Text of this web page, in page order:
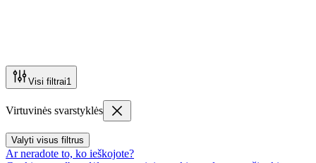
Visi filtrai1
Virtuvinės svarstyklės
Valyti visus filtrus
Ar neradote to, ko ieškojote?